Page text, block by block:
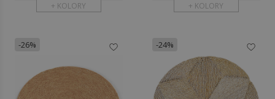
+ KOLORY + KOLORY
-26% -24%